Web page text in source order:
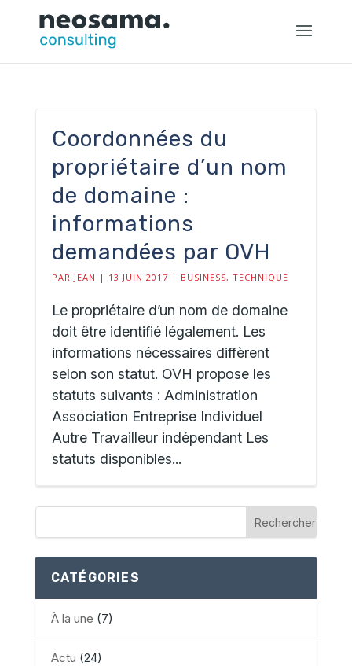
Coordonnées du
propriétaire d’un nom
de domaine :
informations
demandées par OVH
PAR JEAN | 13 JUIN 2017 | BUSINESS, TECHNIQUE
Le propriétaire d’un nom de domaine
doit être identifié légalement. Les
informations nécessaires diffèrent
selon son statut. OVH propose les
statuts suivants : Administration
Association Entreprise Individuel
Autre Travailleur indépendant Les
statuts disponibles...
CATÉGORIES
À la une (7)
Actu (24)